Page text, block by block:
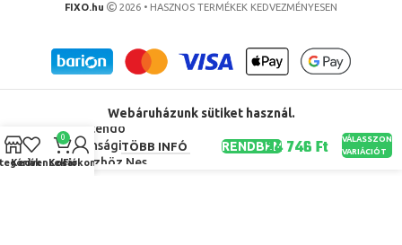
FIXO.hu 2026 • HASZNOS TERMÉKEK KEDVEZMÉNYESEN
Webáruházunk sütiket használ.
TÖBB INFÓ RENDBEN
Professzionális
Csavarhúzó 3,8
Mm/4,5 Mm Bit
A Nintendo
Biztonsági
Eszközhöz Nes
VÁLASSZON
VARIÁCIÓT
Kedvencek
0
KosárFiókom